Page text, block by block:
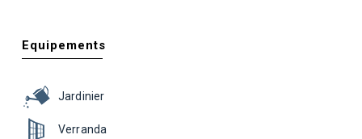
Equipements
Jardinier
Verranda